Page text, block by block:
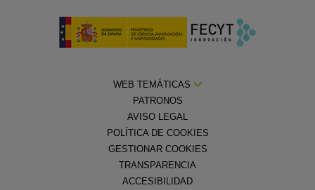
WEB TEMÁTICAS
PATRONOS
AVISO LEGAL
POLÍTICA DE COOKIES
GESTIONAR COOKIES
TRANSPARENCIA
ACCESIBILIDAD